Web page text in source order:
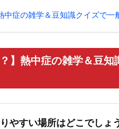
中症の雑学＆豆知識クイズで一
】熱中症の雑学＆豆
やすい場所はどこでしょ